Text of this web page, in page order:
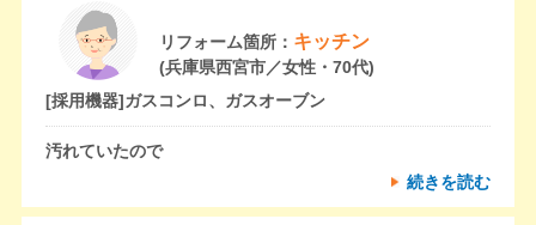
リフォーム箇所： キッチン
(兵庫県西宮市／女性・70代)
[採用機器]ガスコンロ、ガスオーブン
汚れていたので
続きを読む